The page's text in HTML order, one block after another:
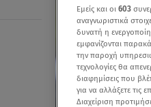
Εμείς και οι 603
αναγνωριστικά
δυνατή η
εμφανίζονται
την παροχή
τεχνολογίες θα
διαφημίσεις που
για να αλλάξετε τις
Διαχείριση